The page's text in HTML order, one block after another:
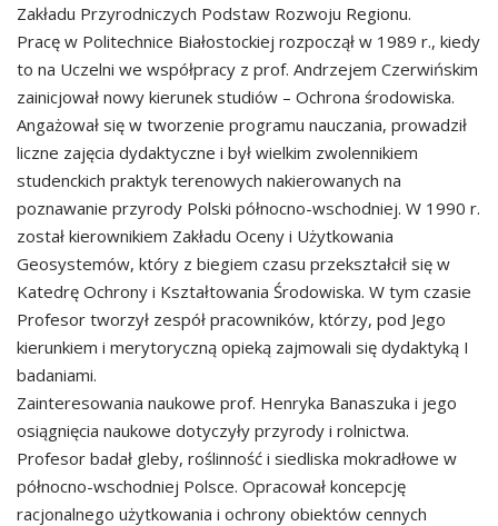
Zakładu Przyrodniczych Podstaw Rozwoju Regionu.
Pracę w Politechnice Białostockiej rozpoczął w 1989 r., kiedy
to na Uczelni we współpracy z prof. Andrzejem Czerwińskim
zainicjował nowy kierunek studiów – Ochrona środowiska.
Angażował się w tworzenie programu nauczania, prowadził
liczne zajęcia dydaktyczne i był wielkim zwolennikiem
studenckich praktyk terenowych nakierowanych na
poznawanie przyrody Polski północno-wschodniej. W 1990 r.
został kierownikiem Zakładu Oceny i Użytkowania
Geosystemów, który z biegiem czasu przekształcił się w
Katedrę Ochrony i Kształtowania Środowiska. W tym czasie
Profesor tworzył zespół pracowników, którzy, pod Jego
kierunkiem i merytoryczną opieką zajmowali się dydaktyką I
badaniami.
Zainteresowania naukowe prof. Henryka Banaszuka i jego
osiągnięcia naukowe dotyczyły przyrody i rolnictwa.
Profesor badał gleby, roślinność i siedliska mokradłowe w
północno-wschodniej Polsce. Opracował koncepcję
racjonalnego użytkowania i ochrony obiektów cennych